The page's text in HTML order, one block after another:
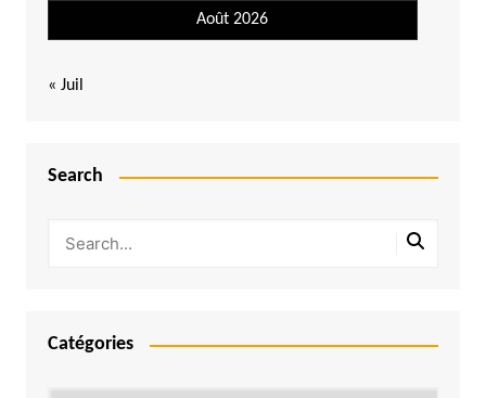
Août 2026
« Juil
Search
Catégories